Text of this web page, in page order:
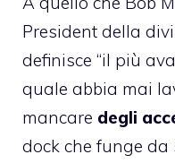
President della
definisce “il più
quale abbia mai
mancare degli
dock che funge